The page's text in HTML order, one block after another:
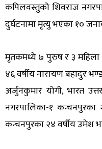
कपिलवस्तुको शिवराज
दुर्घटनामा मृत्यु भएका १०
मृतकमध्ये ७ पुरुष र ३
४६ वर्षीय नारायण बहादुर
अर्जुनकुमार योगी, भारत
नगरपालिका-१ कन्चनपुरका
कन्चनपुरका २४ वर्षीय उमेश